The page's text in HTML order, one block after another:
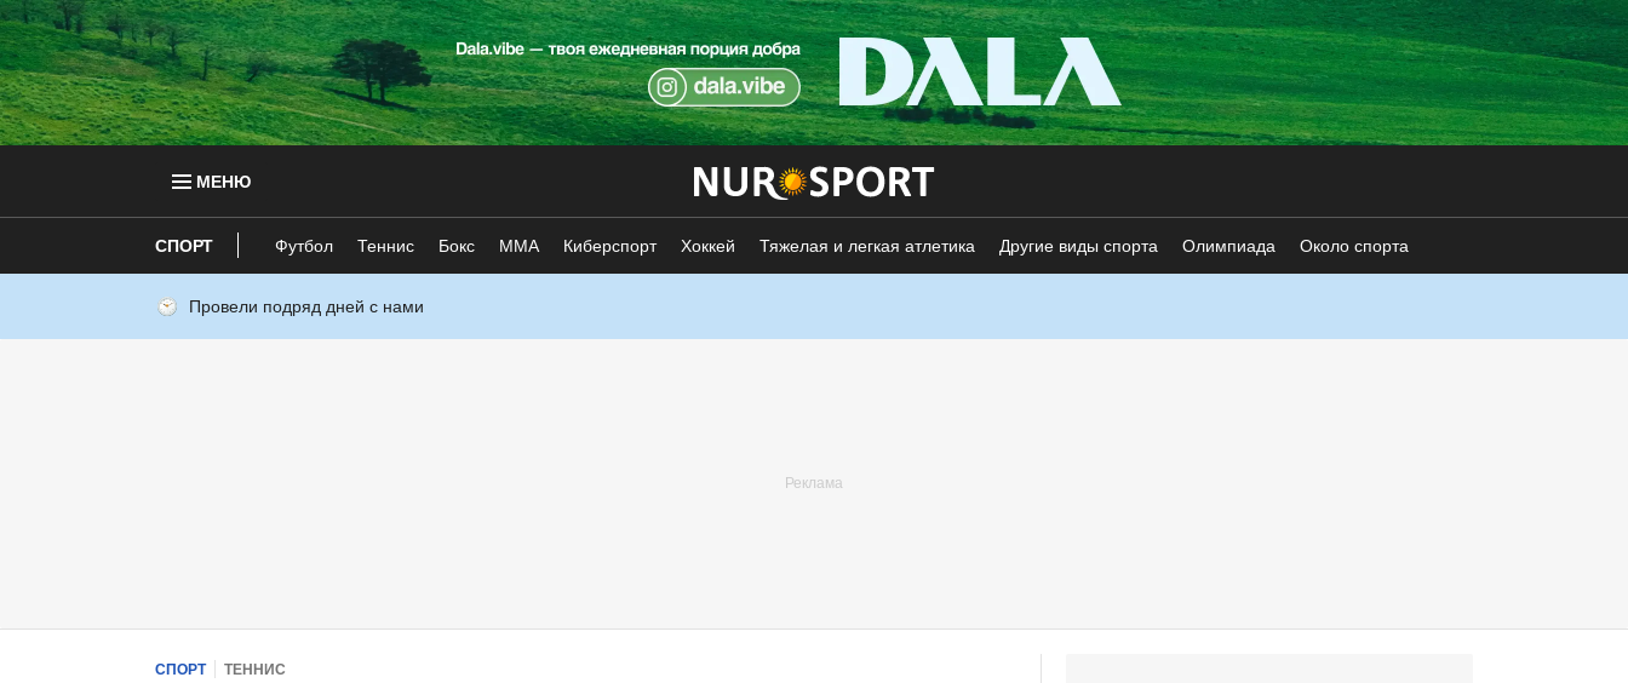
МЕНЮ
СПОРТ Футбол Теннис Бокс ММА Киберспорт Хоккей Тяжелая и легкая атлетика Другие виды спорта Олимпиада Около спорта
Провели подряд дней с нами
СПОРТ ТЕННИС